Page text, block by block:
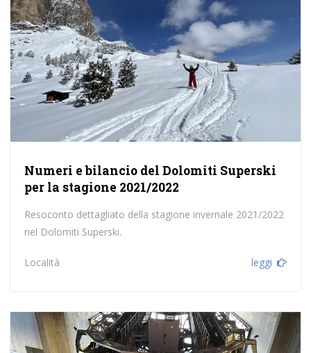
Numeri e bilancio del Dolomiti Superski
per la stagione 2021/2022
Resoconto dettagliato della stagione invernale 2021/2022
nel Dolomiti Superski.
Località leggi